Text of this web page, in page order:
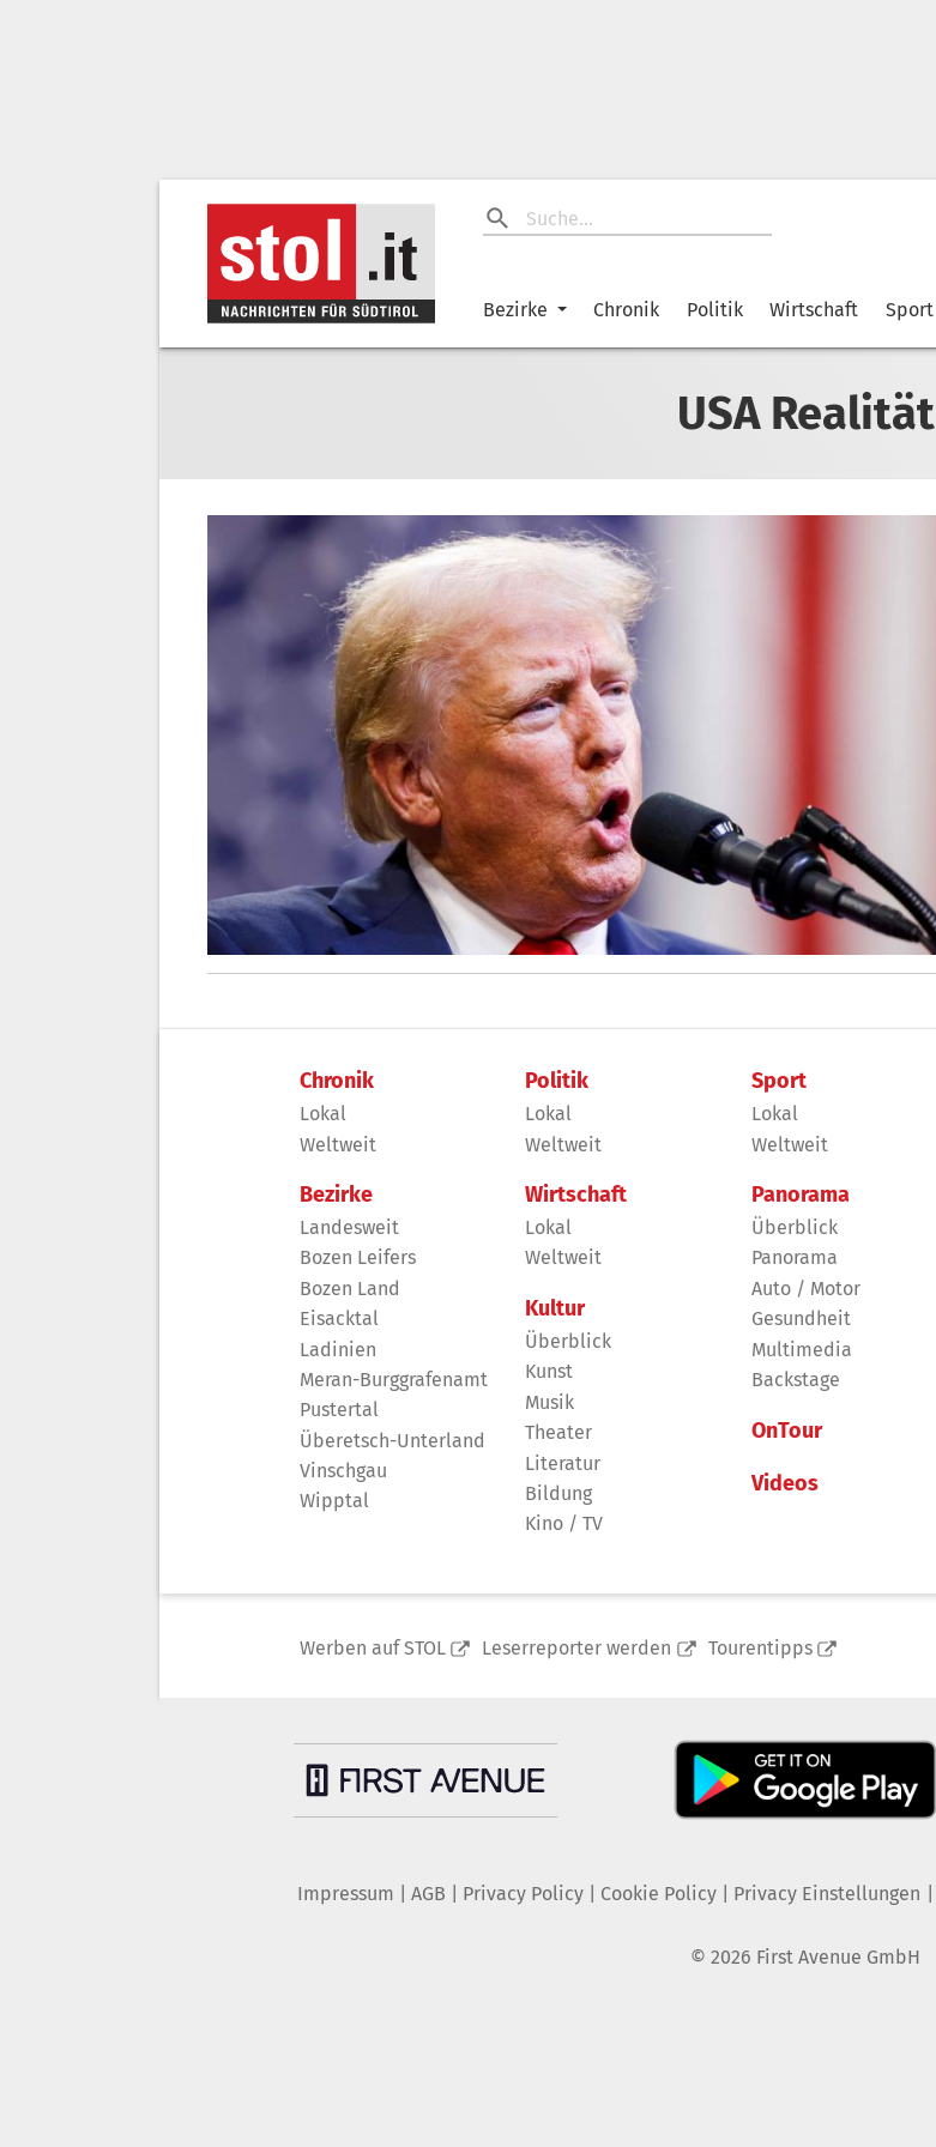
Bezirke Chronik Politik Wirtschaft Sport
USA Realität
Chronik
Lokal
Weltweit
Bezirke
Landesweit
Bozen Leifers
Bozen Land
Eisacktal
Ladinien
Meran-Burggrafenamt
Pustertal
Überetsch-Unterland
Vinschgau
Wipptal
Politik
Lokal
Weltweit
Wirtschaft
Lokal
Weltweit
Kultur
Überblick
Kunst
Musik
Theater
Literatur
Bildung
Kino / TV
Sport
Lokal
Weltweit
Panorama
Überblick
Panorama
Auto / Motor
Gesundheit
Multimedia
Backstage
OnTour
Videos
Werben auf STOL Leserreporter werden Tourentipps
Impressum AGB Privacy Policy| Cookie Policy| Privacy Einstellungen
© 2026 First Avenue GmbH